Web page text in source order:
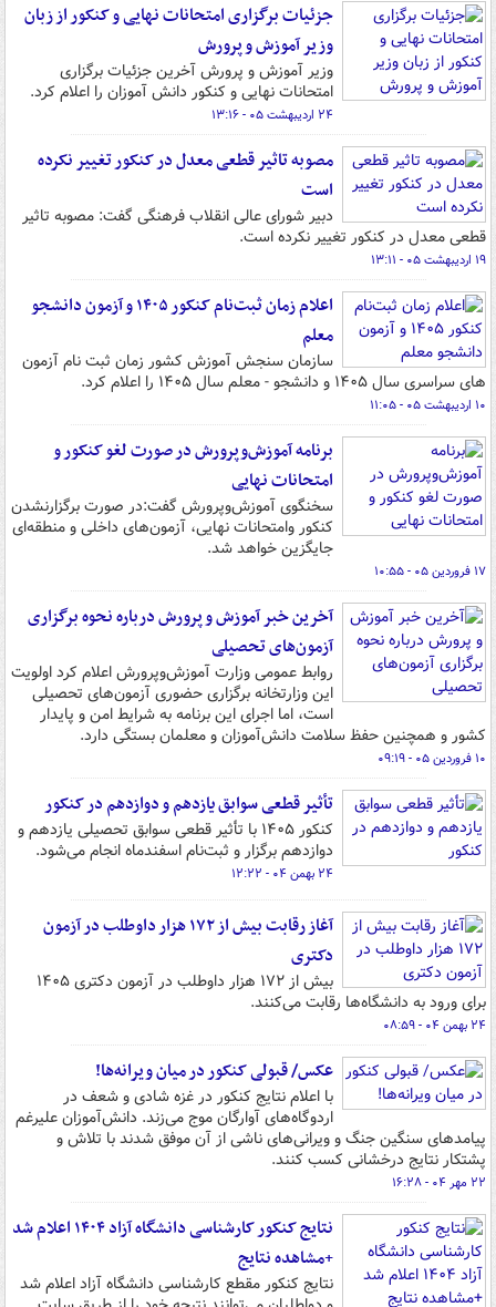
جزئیات برگزاری امتحانات نهایی و کنکور از زبان
وزیر آموزش و پرورش
وزیر آموزش و پرورش آخرین جزئیات برگزاری
امتحانات نهایی و کنکور دانش آموزان را اعلام کرد.
۲۴ اردیبهشت ۰۵ - ۱۳:۱۶
مصوبه تاثیر قطعی معدل در کنکور تغییر نکرده
است
دبیر شورای عالی انقلاب فرهنگی گفت: مصوبه تاثیر
قطعی معدل در کنکور تغییر نکرده است.
۱۹ اردیبهشت ۰۵ - ۱۳:۱۱
اعلام زمان ثبت‌نام کنکور ۱۴۰۵ و آزمون دانشجو
معلم
سازمان سنجش آموزش کشور زمان ثبت نام آزمون
های سراسری سال ۱۴۰۵ و دانشجو - معلم سال ۱۴۰۵ را اعلام کرد.
۱۰ اردیبهشت ۰۵ - ۱۱:۰۵
برنامه آموزش‌وپرورش در صورت لغو کنکور و
امتحانات نهایی
سخنگوی آموزش‌وپرورش گفت:در صورت برگزارنشدن
کنکور وامتحانات نهایی، آزمون‌های داخلی و منطقه‌ای
جایگزین خواهد شد.
۱۷ فروردین ۰۵ - ۱۰:۵۵
آخرین خبر آموزش و پرورش درباره نحوه برگزاری
آزمون‌های تحصیلی
روابط عمومی وزارت آموزش‌وپرورش اعلام کرد اولویت
این وزارتخانه برگزاری حضوری آزمون‌های تحصیلی
است، اما اجرای این برنامه به شرایط امن و پایدار
کشور و همچنین حفظ سلامت دانش‌آموزان و معلمان بستگی دارد.
۱۰ فروردین ۰۵ - ۰۹:۱۹
تأثیر قطعی سوابق یازدهم و دوازدهم در کنکور
کنکور ۱۴۰۵ با تأثیر قطعی سوابق تحصیلی یازدهم و
دوازدهم برگزار و ثبت‌نام اسفندماه انجام می‌شود.
۲۴ بهمن ۰۴ - ۱۲:۲۲
آغاز رقابت بیش از ۱۷۲ هزار داوطلب در آزمون
دکتری
بیش از ۱۷۲ هزار داوطلب در آزمون دکتری ۱۴۰۵
برای ورود به دانشگاه‌ها رقابت می‌کنند.
۲۴ بهمن ۰۴ - ۰۸:۵۹
عکس/ قبولی کنکور در میان ویرانه‌ها!
با اعلام نتایج کنکور در غزه شادی و شعف در
اردوگاه‌های آوارگان موج می‌زند. دانش‌آموزان علیرغم
پیامدهای سنگین جنگ و ویرانی‌های ناشی از آن موفق شدند با تلاش و
پشتکار نتایج درخشانی کسب کنند.
۲۲ مهر ۰۴ - ۱۶:۲۸
نتایج کنکور کارشناسی دانشگاه آزاد ۱۴۰۴ اعلام شد
+مشاهده نتایج
نتایج کنکور مقطع کارشناسی دانشگاه آزاد اعلام شد